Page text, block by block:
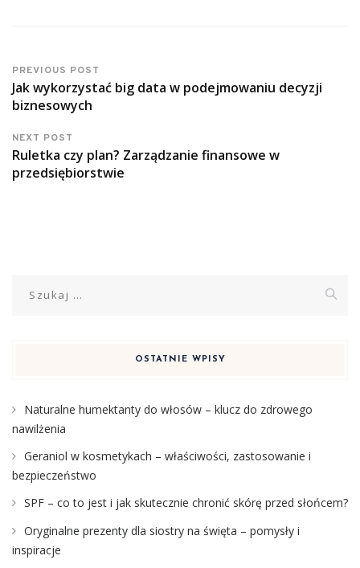
PREVIOUS POST
Jak wykorzystać big data w podejmowaniu decyzji
biznesowych
NEXT POST
Ruletka czy plan? Zarządzanie finansowe w
przedsiębiorstwie
OSTATNIE WPISY
Naturalne humektanty do włosów – klucz do zdrowego
nawilżenia
Geraniol w kosmetykach – właściwości, zastosowanie i
bezpieczeństwo
SPF – co to jest i jak skutecznie chronić skórę przed słońcem?
Oryginalne prezenty dla siostry na święta – pomysły i
inspiracje